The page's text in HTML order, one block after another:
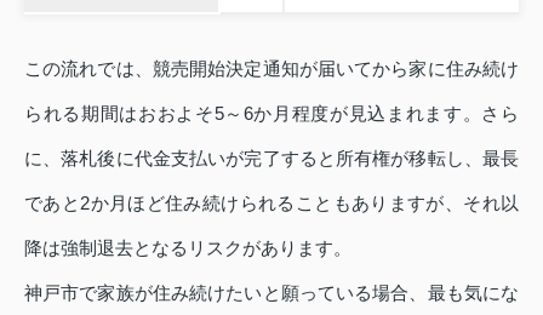
この流れでは、競売開始決定通知が届いてから家に住み続け
られる期間はおおよそ5～6か月程度が見込まれます。さら
に、落札後に代金支払いが完了すると所有権が移転し、最長
であと2か月ほど住み続けられることもありますが、それ以
降は強制退去となるリスクがあります。
神戸市で家族が住み続けたいと願っている場合、最も気にな